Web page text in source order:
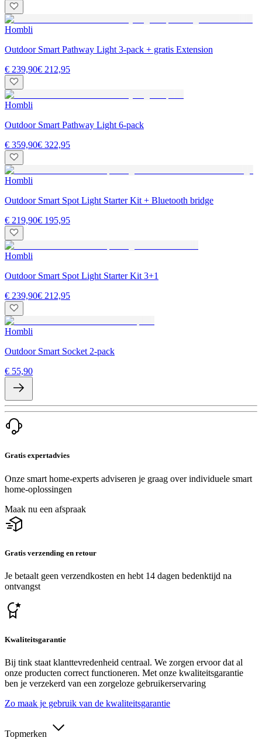
Hombli
Outdoor Smart Pathway Light 3-pack + gratis Extension
€ 239,90€ 212,95
Hombli
Outdoor Smart Pathway Light 6-pack
€ 359,90€ 322,95
Hombli
Outdoor Smart Spot Light Starter Kit + Bluetooth bridge
€ 219,90€ 195,95
Hombli
Outdoor Smart Spot Light Starter Kit 3+1
€ 239,90€ 212,95
Hombli
Outdoor Smart Socket 2-pack
€ 55,90
Gratis expertadvies
Onze smart home-experts adviseren je graag over individuele smart
home-oplossingen
Maak nu een afspraak
Gratis verzending en retour
Je betaalt geen verzendkosten en hebt 14 dagen bedenktijd na
ontvangst
Kwaliteitsgarantie
Bij tink staat klanttevredenheid centraal. We zorgen ervoor dat al
onze producten correct functioneren. Met onze kwaliteitsgarantie
ben je verzekerd van een zorgeloze gebruikerservaring
Zo maak je gebruik van de kwaliteitsgarantie
Topmerken